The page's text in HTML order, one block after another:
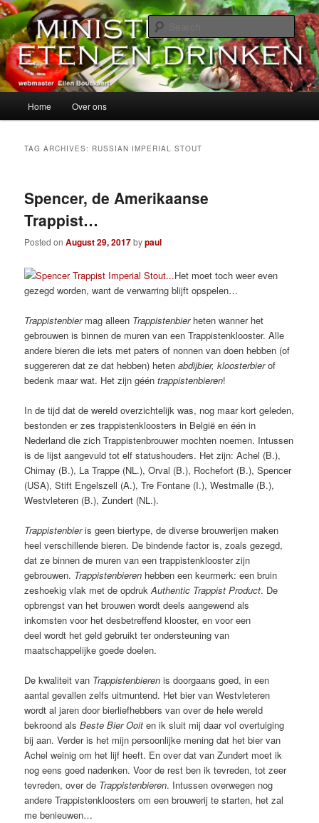
Skip
to
primary
content
Skip
to
secondary
contentMinisterie van Eten en Drinken
alles over eten, drinken en andere genoegens…
Home Over ons
TAG ARCHIVES: RUSSIAN IMPERIAL STOUT
Spencer, de Amerikaanse
Trappist…
Posted onAugust 29, 2017bypaul
Het moet toch weer even
gezegd worden, want de verwarring blijft opspelen…
Trappistenbiermag alleen Trappistenbierheten wanner het
gebrouwen is binnen de muren van een Trappistenklooster. Alle
andere bieren die iets met paters of nonnen van doen hebben (of
suggereren dat ze dat hebben) hetenabdijbier, kloosterbierof
bedenk maar wat. Het zijn gééntrappistenbieren!
In de tijd dat de wereld overzichtelijk was, nog maar kort geleden,
bestonden er zes trappistenkloosters in België en één in
Nederland die zich Trappistenbrouwer mochten noemen. Intussen
is de lijst aangevuld tot elf statushouders. Het zijn: Achel (B.),
Chimay (B.), La Trappe (NL.), Orval (B.), Rochefort (B.), Spencer
(USA), Stift Engelszell (A.), Tre Fontane (I.), Westmalle (B.),
Westvleteren (B.), Zundert (NL.).
Trappistenbieris geen biertype, de diverse brouwerijen maken
heel verschillende bieren. De bindende factor is, zoals gezegd,
dat ze binnen de muren van een trappistenklooster zijn
gebrouwen. Trappistenbieren hebben een keurmerk: een bruin
zeshoekig vlak met de opdrukAuthentic Trappist Product. De
opbrengst van het brouwen wordt deels aangewend als
inkomsten voor het desbetreffend klooster, en voor een
deel wordt het geld gebruikt ter ondersteuning van
maatschappelijke goede doelen.
De kwaliteit van Trappistenbieren is doorgaans goed, in een
aantal gevallen zelfs uitmuntend. Het bier van Westvleteren
wordt al jaren door bierliefhebbers van over de hele wereld
bekroond alsBeste Bier Ooit en ik sluit mij daar vol overtuiging
bij aan. Verder is het mijn persoonlijke mening dat het bier van
Achel weinig om het lijf heeft. En over dat van Zundert moet ik
nog eens goed nadenken. Voor de rest ben ik tevreden, tot zeer
tevreden, over de Trappistenbieren. Intussen overwegen nog
andere Trappistenkloosters om een brouwerij te starten, het zal
me benieuwen…